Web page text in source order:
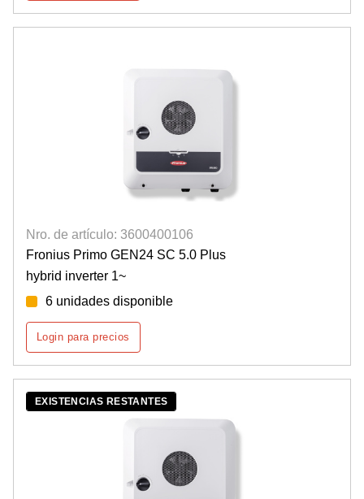
Nro. de artículo: 3600400106
Fronius Primo GEN24 SC 5.0 Plus
hybrid inverter 1~
6 unidades disponible
Login para precios
EXISTENCIAS RESTANTES